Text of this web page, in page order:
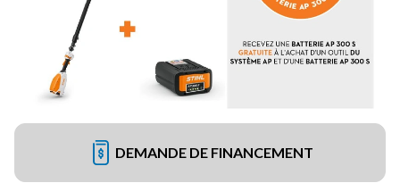
DEMANDE DE FINANCEMENT